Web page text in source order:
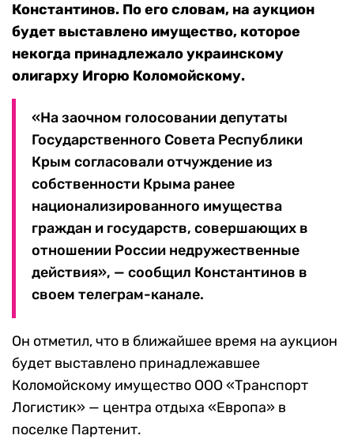
Константинов. По его словам, на аукцион
будет выставлено имущество, которое
некогда принадлежало украинскому
олигарху Игорю Коломойскому.
«На заочном голосовании депутаты
Государственного Совета Республики
Крым согласовали отчуждение из
собственности Крыма ранее
национализированного имущества
граждан и государств, совершающих в
отношении России недружественные
действия», — сообщил Константинов в
своем телеграм-канале.
Он отметил, что в ближайшее время на аукцион
будет выставлено принадлежавшее
Коломойскому имущество ООО «Транспорт
Логистик» — центра отдыха «Европа» в
поселке Партенит.